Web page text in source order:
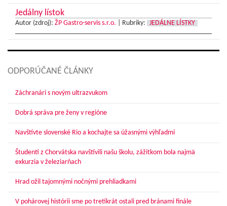
Jedálny lístok
Autor (zdroj): ŽP Gastro-servis s.r.o. Rubriky: JEDÁLNE LÍSTKY
ODPORÚČANÉ ČLÁNKY
Záchranári s novým ultrazvukom
Dobrá správa pre ženy v regióne
Navštívte slovenské Rio a kochajte sa úžasnými výhľadmi
Študenti z Chorvátska navštívili našu školu, zážitkom bola najmä
exkurzia v železiarňach
Hrad ožil tajomnými nočnými prehliadkami
V pohárovej histórii sme po tretíkrát ostali pred bránami finále